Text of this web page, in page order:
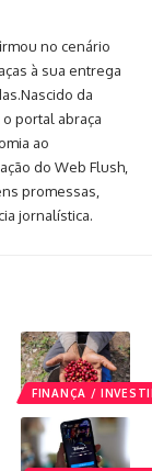
no cenário
à sua entrega
da
portal abraça
ao
do Web Flush,
promessas,
jornalística.
FINANÇA /